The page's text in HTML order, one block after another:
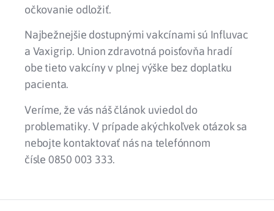
očkovanie odložiť.
Najbežnejšie dostupnými vakcínami sú Influvac
a Vaxigrip. Union zdravotná poisťovňa hradí
obe tieto vakcíny v plnej výške bez doplatku
pacienta.
Veríme, že vás náš článok uviedol do
problematiky. V prípade akýchkoľvek otázok sa
nebojte kontaktovať nás na telefónnom
čísle 0850 003 333.